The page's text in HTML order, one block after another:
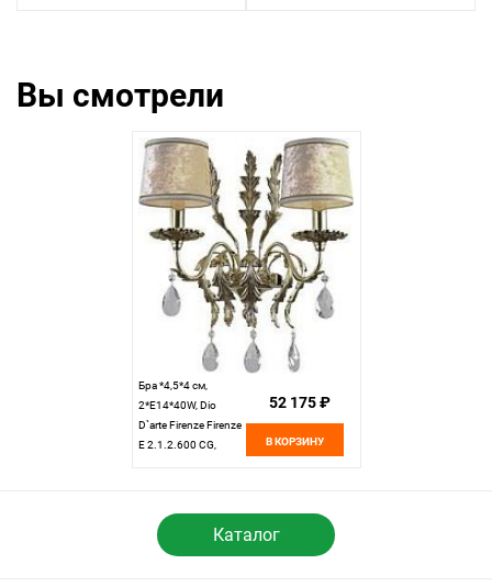
Вы смотрели
Бра *4,5*4 см,
2*E14*40W, Dio
D`arte Firenze Firenze
E 2.1.2.600 CG,
52 175 ₽
В КОРЗИНУ
Каталог